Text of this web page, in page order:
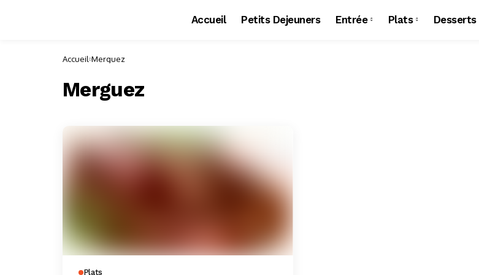
Accueil Petits Dejeuners Entrée Plats Desserts
Accueil Merguez
Merguez
Plats